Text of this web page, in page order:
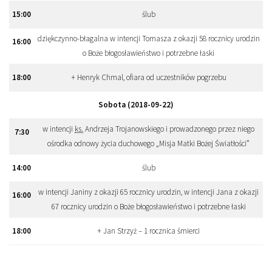
15:00 ślub
16:00
dziękczynno-błagalna w intencji Tomasza z okazji 58 rocznicy urodzin
o Boże błogosławieństwo i potrzebne łaski
18:00 + Henryk Chmal, ofiara od uczestników pogrzebu
Sobota (2018-09-22)
7:30 w intencji ks. Andrzeja Trojanowskiego i prowadzonego przez niego
ośrodka odnowy życia duchowego „Misja Matki Bożej Światłości”
14:00 ślub
16:00
w intencji Janiny z okazji 65 rocznicy urodzin, w intencji Jana z okazji
67 rocznicy urodzin o Boże błogosławieństwo i potrzebne łaski
18:00 + Jan Strzyż – 1 rocznica śmierci